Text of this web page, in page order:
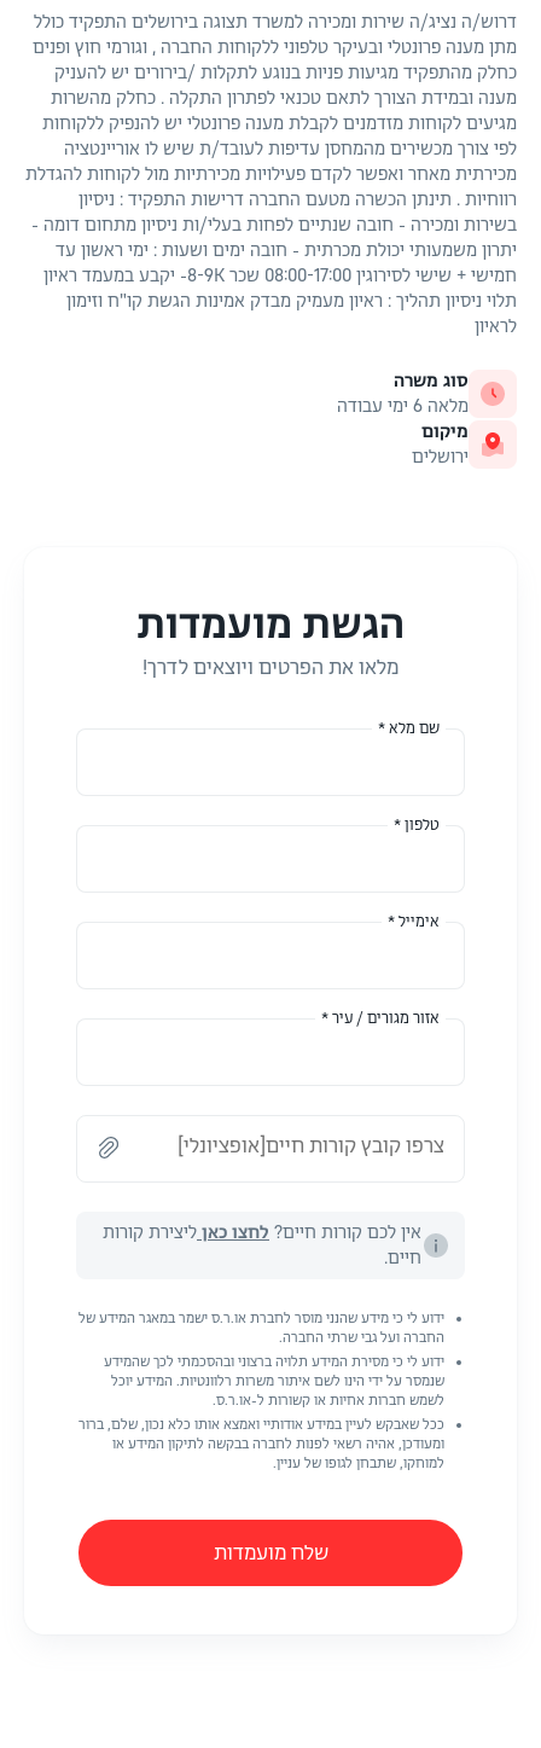
דרוש/ה נציג/ה שירות ומכירה למשרד תצוגה בירושלים התפקיד כולל
מתן מענה פרונטלי ובעיקר טלפוני ללקוחות החברה , וגורמי חוץ ופנים
כחלק מהתפקיד מגיעות פניות בנוגע לתקלות /בירורים יש להעניק
מענה ובמידת הצורך לתאם טכנאי לפתרון התקלה . כחלק מהשרות
מגיעים לקוחות מזדמנים לקבלת מענה פרונטלי יש להנפיק ללקוחות
לפי צורך מכשירים מהמחסן עדיפות לעובד/ת שיש לו אוריינטציה
מכירתית מאחר ואפשר לקדם פעילויות מכירתיות מול לקוחות להגדלת
רווחיות . תינתן הכשרה מטעם החברה דרישות התפקיד : ניסיון
בשירות ומכירה - חובה שנתיים לפחות בעלי/ות ניסיון מתחום דומה -
יתרון משמעותי יכולת מכרתית - חובה ימים ושעות : ימי ראשון עד
חמישי + שישי לסירוגין 08:00-17:00 שכר 8-9K- יקבע במעמד ראיון
תלוי ניסיון תהליך : ראיון מעמיק מבדק אמינות הגשת קו"ח וזימון
לראיון
סוג משרה
מלאה 6 ימי עבודה
מיקום
ירושלים
הגשת מועמדות
מלאו את הפרטים ויוצאים לדרך!
שם מלא *
טלפון *
אימייל *
אזור מגורים / עיר *
צרפו קובץ קורות חיים[אופציונלי]
אין לכם קורות חיים? לחצו כאן ליצירת קורות
חיים.
ידוע לי כי מידע שהנני מוסר לחברת או.ר.ס ישמר במאגר המידע של
החברה ועל גבי שרתי החברה.
ידוע לי כי מסירת המידע תלויה ברצוני ובהסכמתי לכך שהמידע
שנמסר על ידי הינו לשם איתור משרות רלוונטיות. המידע יוכל
לשמש חברות אחיות או קשורות ל-או.ר.ס.
ככל שאבקש לעיין במידע אודותיי ואמצא אותו כלא נכון, שלם, ברור
ומעודכן, אהיה רשאי לפנות לחברה בבקשה לתיקון המידע או
למוחקו, שתבחן לגופו של עניין.
שלח מועמדות